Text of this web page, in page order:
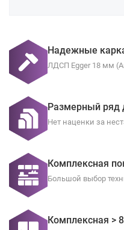
Надежные
ЛДСП Egger 18 мм
Размерный ряд
Нет наценки за
Комплексная
Большой выбор
Комплексная >